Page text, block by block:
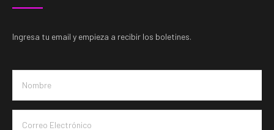
Ingresa tu email y empieza a recibir los boletines.